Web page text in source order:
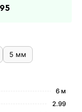
5 мм
6 м
2.99